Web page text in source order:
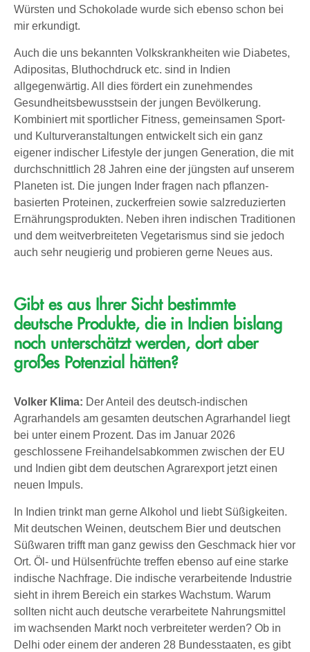
Würsten und Schokolade wurde sich ebenso schon bei
mir erkundigt.
Auch die uns bekannten Volkskrankheiten wie Diabetes,
Adipositas, Bluthochdruck etc. sind in Indien
allgegenwärtig. All dies fördert ein zunehmendes
Gesundheitsbewusstsein der jungen Bevölkerung.
Kombiniert mit sportlicher Fitness, gemeinsamen Sport-
und Kulturveranstaltungen entwickelt sich ein ganz
eigener indischer Lifestyle der jungen Generation, die mit
durchschnittlich 28 Jahren eine der jüngsten auf unserem
Planeten ist. Die jungen Inder fragen nach pflanzen-
basierten Proteinen, zuckerfreien sowie salzreduzierten
Ernährungsprodukten. Neben ihren indischen Traditionen
und dem weitverbreiteten Vegetarismus sind sie jedoch
auch sehr neugierig und probieren gerne Neues aus.
Gibt es aus Ihrer Sicht bestimmte
deutsche Produkte, die in Indien bislang
noch unterschätzt werden, dort aber
großes Potenzial hätten?
Volker Klima: Der Anteil des deutsch-indischen
Agrarhandels am gesamten deutschen Agrarhandel liegt
bei unter einem Prozent. Das im Januar 2026
geschlossene Freihandelsabkommen zwischen der EU
und Indien gibt dem deutschen Agrarexport jetzt einen
neuen Impuls.
In Indien trinkt man gerne Alkohol und liebt Süßigkeiten.
Mit deutschen Weinen, deutschem Bier und deutschen
Süßwaren trifft man ganz gewiss den Geschmack hier vor
Ort. Öl- und Hülsenfrüchte treffen ebenso auf eine starke
indische Nachfrage. Die indische verarbeitende Industrie
sieht in ihrem Bereich ein starkes Wachstum. Warum
sollten nicht auch deutsche verarbeitete Nahrungsmittel
im wachsenden Markt noch verbreiteter werden? Ob in
Delhi oder einem der anderen 28 Bundesstaaten, es gibt